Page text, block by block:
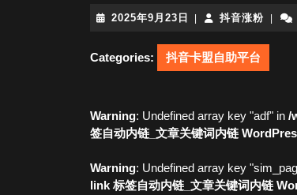
2025年9月23日
2025
9
月
抖音涨粉 抖
涨
Categories: 抖音卡盟自助平台
Warning: Undefined array key "adf" in /
签自动内链_文章关键词内链
Warning: Undefined array key
link 标签自动内链_文章关键词内链